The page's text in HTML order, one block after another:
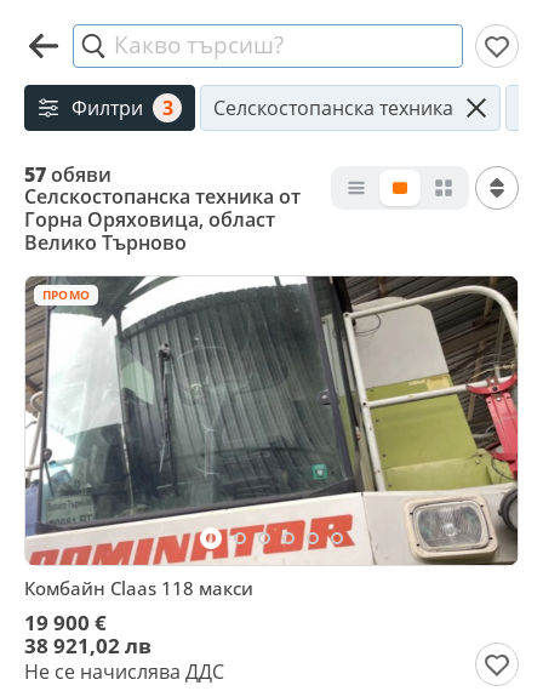
Какво търсиш?
Филтри 3 Селскостопанска техника
57обяви
Селскостопанска техника от
Горна Оряховица, област
Велико Търново
ПРОМО
Комбайн Claas 118 макси
19 900 €
38 921,02 лв
Не се начислява ДДС